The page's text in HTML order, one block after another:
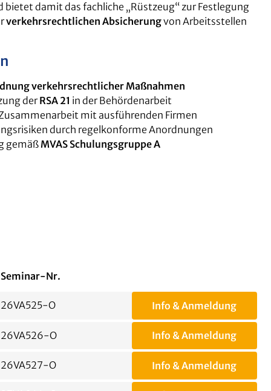
bietet damit das fachliche „Rüstzeug“ zur Festlegung
verkehrsrechtlichen Absicherungvon Arbeitsstellen
verkehrsrechtlicher Maßnahmen
derRSA 21 in der Behördenarbeit
mit ausführenden Firmen
durch regelkonforme Anordnungen
gemäß MVAS Schulungsgruppe A
Seminar-Nr.
26VA525-O Info & Anmeldung
26VA526-O Info & Anmeldung
26VA527-O Info & Anmeldung